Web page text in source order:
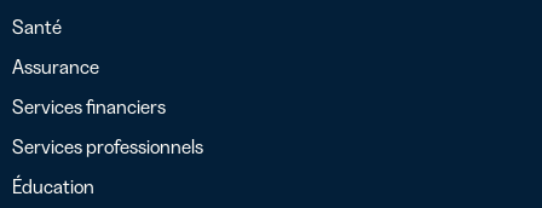
Santé
Assurance
Services financiers
Services professionnels
Éducation